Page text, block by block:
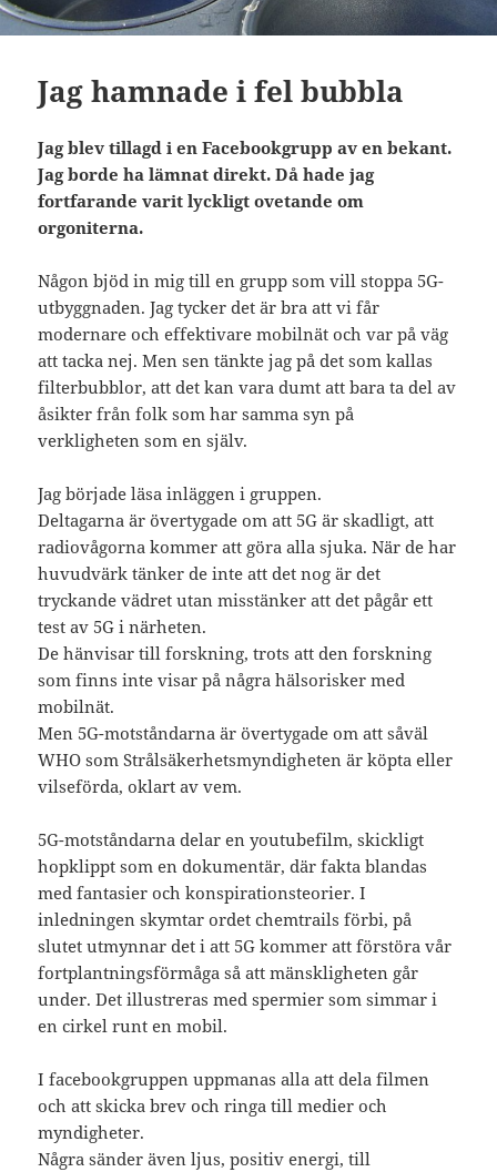
Jag hamnade i fel bubbla
Jag blev tillagd i en Facebookgrupp av en bekant.
Jag borde ha lämnat direkt. Då hade jag
fortfarande varit lyckligt ovetande om
orgoniterna.
Någon bjöd in mig till en grupp som vill stoppa 5G-
utbyggnaden. Jag tycker det är bra att vi får
modernare och effektivare mobilnät och var på väg
att tacka nej. Men sen tänkte jag på det som kallas
filterbubblor, att det kan vara dumt att bara ta del av
åsikter från folk som har samma syn på
verkligheten som en själv.
Jag började läsa inläggen i gruppen.
Deltagarna är övertygade om att 5G är skadligt, att
radiovågorna kommer att göra alla sjuka. När de har
huvudvärk tänker de inte att det nog är det
tryckande vädret utan misstänker att det pågår ett
test av 5G i närheten.
De hänvisar till forskning, trots att den forskning
som finns inte visar på några hälsorisker med
mobilnät.
Men 5G-motståndarna är övertygade om att såväl
WHO som Strålsäkerhetsmyndigheten är köpta eller
vilseförda, oklart av vem.
5G-motståndarna delar en youtubefilm, skickligt
hopklippt som en dokumentär, där fakta blandas
med fantasier och konspirationsteorier. I
inledningen skymtar ordet chemtrails förbi, på
slutet utmynnar det i att 5G kommer att förstöra vår
fortplantningsförmåga så att mänskligheten går
under. Det illustreras med spermier som simmar i
en cirkel runt en mobil.
I facebookgruppen uppmanas alla att dela filmen
och att skicka brev och ringa till medier och
myndigheter.
Några sänder även ljus, positiv energi, till